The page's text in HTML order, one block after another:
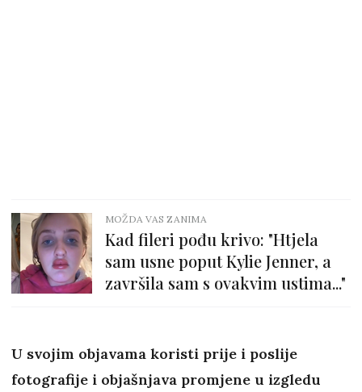
MOŽDA VAS ZANIMA
Kad fileri pođu krivo: "Htjela
sam usne poput Kylie Jenner, a
završila sam s ovakvim ustima..."
U svojim objavama koristi prije i poslije
fotografije i objašnjava promjene u izgledu